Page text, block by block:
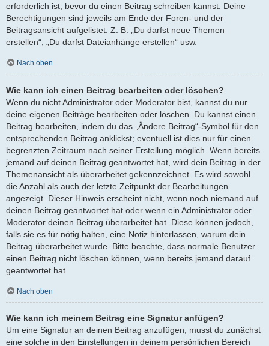
erforderlich ist, bevor du einen Beitrag schreiben kannst. Deine
Berechtigungen sind jeweils am Ende der Foren- und der
Beitragsansicht aufgelistet. Z. B. „Du darfst neue Themen
erstellen“, „Du darfst Dateianhänge erstellen“ usw.
Nach oben
Wie kann ich einen Beitrag bearbeiten oder löschen?
Wenn du nicht Administrator oder Moderator bist, kannst du nur
deine eigenen Beiträge bearbeiten oder löschen. Du kannst einen
Beitrag bearbeiten, indem du das „Ändere Beitrag“-Symbol für den
entsprechenden Beitrag anklickst; eventuell ist dies nur für einen
begrenzten Zeitraum nach seiner Erstellung möglich. Wenn bereits
jemand auf deinen Beitrag geantwortet hat, wird dein Beitrag in der
Themenansicht als überarbeitet gekennzeichnet. Es wird sowohl
die Anzahl als auch der letzte Zeitpunkt der Bearbeitungen
angezeigt. Dieser Hinweis erscheint nicht, wenn noch niemand auf
deinen Beitrag geantwortet hat oder wenn ein Administrator oder
Moderator deinen Beitrag überarbeitet hat. Diese können jedoch,
falls sie es für nötig halten, eine Notiz hinterlassen, warum dein
Beitrag überarbeitet wurde. Bitte beachte, dass normale Benutzer
einen Beitrag nicht löschen können, wenn bereits jemand darauf
geantwortet hat.
Nach oben
Wie kann ich meinem Beitrag eine Signatur anfügen?
Um eine Signatur an deinen Beitrag anzufügen, musst du zunächst
eine solche in den Einstellungen in deinem persönlichen Bereich